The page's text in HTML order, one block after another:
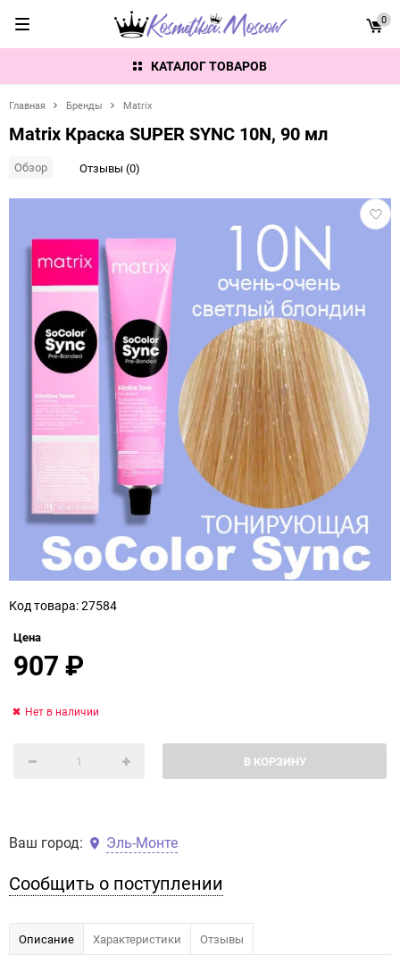
КАТАЛОГ ТОВАРОВ
0
Главная Бренды Matrix
Matrix Краска SUPER SYNC 10N, 90 мл
Обзор Отзывы (0)
в
Код товара: 27584
Цена
907₽
В КОРЗИНУ
Нет в наличии
Ваш город: Эль-Монте
Сообщить о поступлении
Описание Характеристики Отзывы